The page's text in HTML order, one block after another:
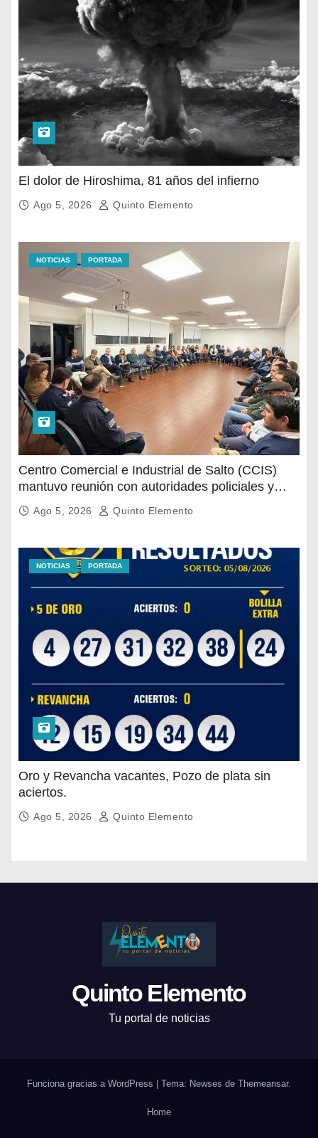
El dolor de Hiroshima, 81 años del infierno
Ago 5, 2026 Quinto Elemento
NOTICIAS PORTADA
Centro Comercial e Industrial de Salto (CCIS)
mantuvo reunión con autoridades policiales y
departamentales para abordar la situación de
seguridad en distintas zonas comerciales de la
Ago 5, 2026 Quinto Elemento
NOTICIAS PORTADA
Oro y Revancha vacantes, Pozo de plata sin
aciertos.
Ago 5, 2026 Quinto Elemento
Quinto Elemento
Tu portal de noticias
Funciona gracias a WordPress | Tema: Newses de Themeansar.
Home